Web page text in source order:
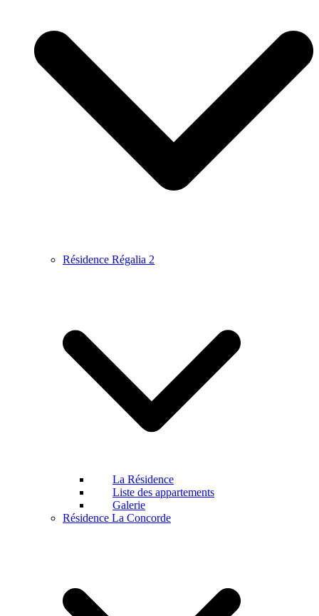
Résidence Régalia 2
La Résidence
Liste des appartements
Galerie
Résidence La Concorde